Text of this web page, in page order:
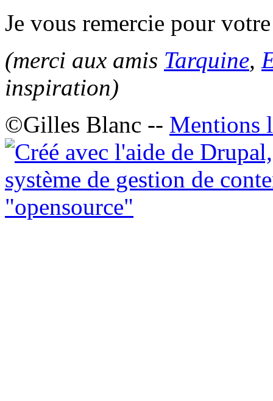
Je vous remercie pour
(merci aux amis Tarquine,
inspiration)
©Gilles Blanc -- Mentions